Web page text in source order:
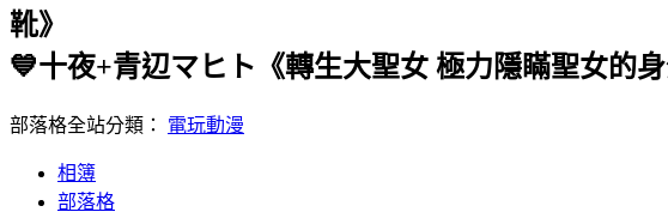
靴》
💙十夜+青辺マヒト《轉生大聖女 極力隱瞞聖女的身
部落格全站分類： 電玩動漫
相簿
部落格